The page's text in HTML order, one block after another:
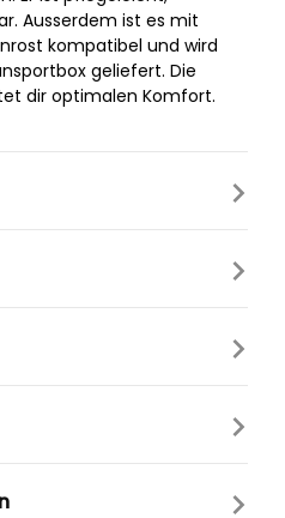
Ausserdem ist es mit
kompatibel und wird
geliefert. Die
dir optimalen Komfort.